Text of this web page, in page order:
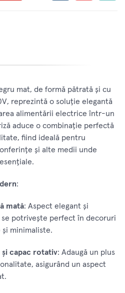
mat, de formă pătrată și cu
reprezintă o soluție elegantă
alimentării electrice într-un
aduce o combinație perfectă
fiind ideală pentru
și alte medii unde
:
mată: Aspect elegant și
se potrivește perfect în decoruri
minimaliste.
și capac rotativ: Adaugă un plus
asigurând un aspect